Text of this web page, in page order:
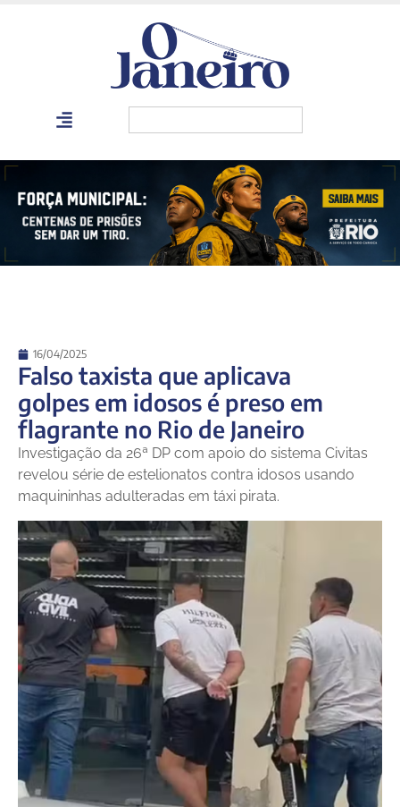
16/04/2025
Falso taxista que aplicava
golpes em idosos é preso em
flagrante no Rio de Janeiro
Investigação da 26ª DP com apoio do sistema Civitas
revelou série de estelionatos contra idosos usando
maquininhas adulteradas em táxi pirata.